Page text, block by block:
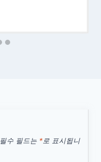
필수 필드는 *로 표시됩니